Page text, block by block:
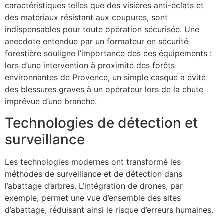
caractéristiques telles que des visières anti-éclats et
des matériaux résistant aux coupures, sont
indispensables pour toute opération sécurisée. Une
anecdote entendue par un formateur en sécurité
forestière souligne l’importance des ces équipements :
lors d’une intervention à proximité des forêts
environnantes de Provence, un simple casque a évité
des blessures graves à un opérateur lors de la chute
imprévue d’une branche.
Technologies de détection et
surveillance
Les technologies modernes ont transformé les
méthodes de surveillance et de détection dans
l’abattage d’arbres. L’intégration de drones, par
exemple, permet une vue d’ensemble des sites
d’abattage, réduisant ainsi le risque d’erreurs humaines.